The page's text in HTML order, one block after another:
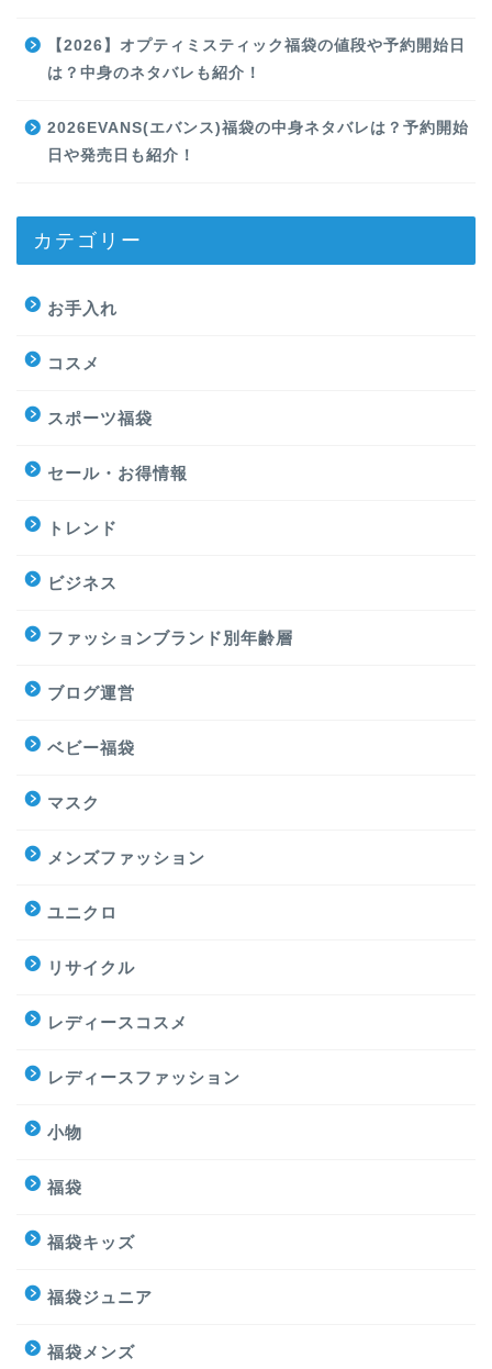
【2026】オプティミスティック福袋の値段や予約開始日
は？中身のネタバレも紹介！
2026EVANS(エバンス)福袋の中身ネタバレは？予約開始
日や発売日も紹介！
カテゴリー
お手入れ
コスメ
スポーツ福袋
セール・お得情報
トレンド
ビジネス
ファッションブランド別年齢層
ブログ運営
ベビー福袋
マスク
メンズファッション
ユニクロ
リサイクル
レディースコスメ
レディースファッション
小物
福袋
福袋キッズ
福袋ジュニア
福袋メンズ